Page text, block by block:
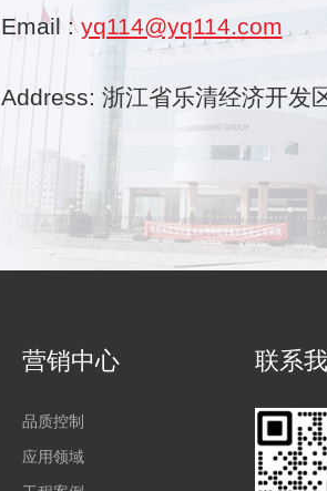
Email :yq114@yq114.com
Address: 浙江省乐清经济开发
营销中心
品质控制
应用领域
联系